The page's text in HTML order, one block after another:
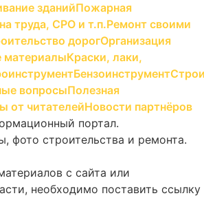
зданийПожарная
труда, СРО и т.п.Ремонт своими
дорогОрганизация
материалыКраски, лаки,
Бензоинструмент
вопросыПолезная
от читателейНовости партнёров
портал.
фото строительства и ремонта.
с сайта или
необходимо поставить ссылку